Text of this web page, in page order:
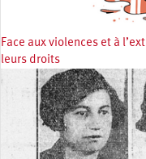
Face aux violences et à
leurs droits